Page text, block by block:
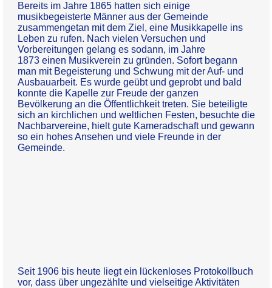
Bereits im Jahre 1865 hatten sich einige
musikbegeisterte Männer aus der Gemeinde
zusammengetan mit dem Ziel, eine Musikkapelle ins
Leben zu rufen. Nach vielen Versuchen und
Vorbereitungen gelang es sodann, im Jahre
1873 einen Musikverein zu gründen. Sofort begann
man mit Begeisterung und Schwung mit der Auf- und
Ausbauarbeit. Es wurde geübt und geprobt und bald
konnte die Kapelle zur Freude der ganzen
Bevölkerung an die Öffentlichkeit treten. Sie beteiligte
sich an kirchlichen und weltlichen Festen, besuchte die
Nachbarvereine, hielt gute Kameradschaft und gewann
so ein hohes Ansehen und viele Freunde in der
Gemeinde.
Seit 1906 bis heute liegt ein lückenloses Protokollbuch
vor, dass über ungezählte und vielseitige Aktivitäten